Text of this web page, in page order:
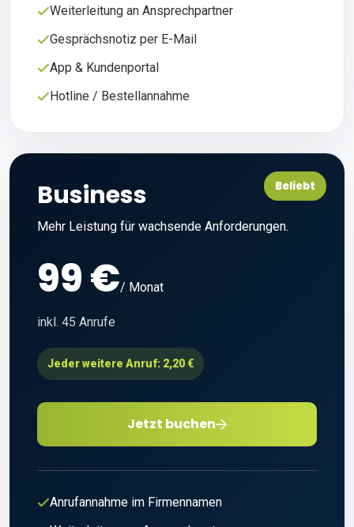
Weiterleitung an Ansprechpartner
Gesprächsnotiz per E-Mail
App & Kundenportal
Hotline / Bestellannahme
Beliebt
Business
Mehr Leistung für wachsende Anforderungen.
99 €/ Monat
inkl. 45 Anrufe
Jeder weitere Anruf: 2,20 €
Jetzt buchen
Anrufannahme im Firmennamen